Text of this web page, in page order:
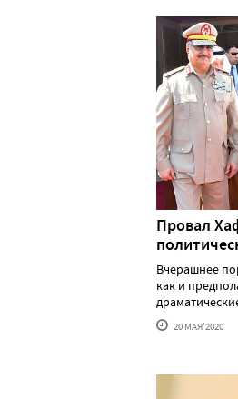
Провал
Вчерашнее
как и
20 МАЯ'2020